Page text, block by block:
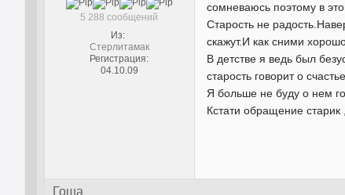
5 288 сообщений
Из:
Стерлитамак
Регистрация:
04.10.09
сомневаюсь поэтому в
Старость не
скажут.И как сними
В детстве я ведь был
старость говорит о
Я больше не буду о нем
Кстати обращение старик
Гоша